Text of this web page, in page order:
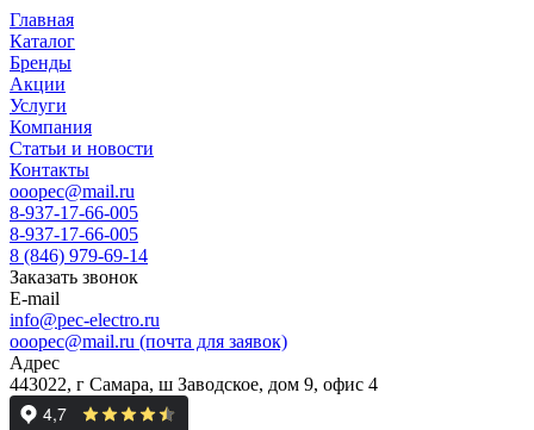
Главная
Каталог
Бренды
Акции
Услуги
Компания
Статьи и новости
Контакты
ooopec@mail.ru
8-937-17-66-005
8-937-17-66-005
8 (846) 979-69-14
Заказать звонок
E-mail
info@pec-electro.ru
ooopec@mail.ru (почта для заявок)
Адрес
443022, г Самара, ш Заводское, дом 9, офис 4